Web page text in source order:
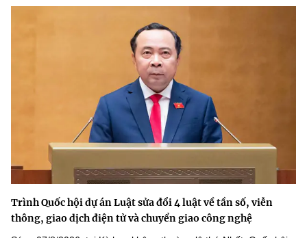
Trình Quốc hội dự án Luật sửa đổi 4 luật về tần số, viễn
thông, giao dịch điện tử và chuyển giao công nghệ